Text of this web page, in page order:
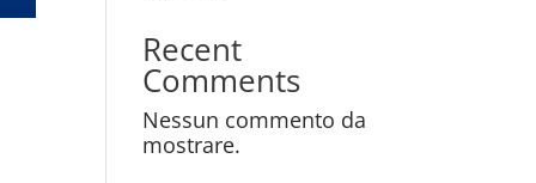
Recent
Comments
Nessun commento da
mostrare.